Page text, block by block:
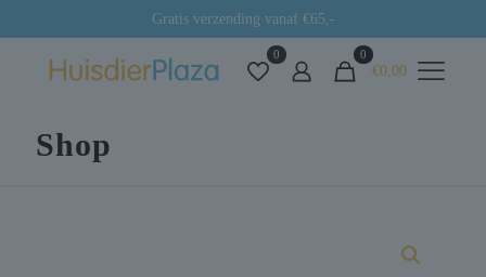
Gratis verzending vanaf €65,-
0 0
€0,00
Shop